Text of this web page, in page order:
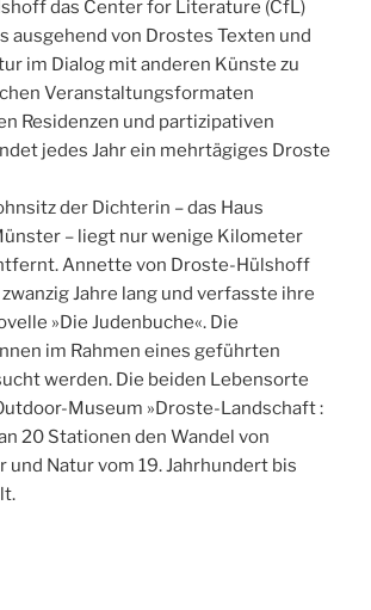
das Center for Literature (CfL)
ausgehend von Drostes Texten und
im Dialog mit anderen Künste zu
Veranstaltungsformaten
Residenzen und partizipativen
jedes Jahr ein mehrtägiges Droste
der Dichterin – das Haus
– liegt nur wenige Kilometer
Annette von Droste-Hülshoff
Jahre lang und verfasste ihre
»Die Judenbuche«. Die
im Rahmen eines geführten
werden. Die beiden Lebensorte
Museum »Droste-Landschaft :
20 Stationen den Wandel von
und Natur vom 19. Jahrhundert bis